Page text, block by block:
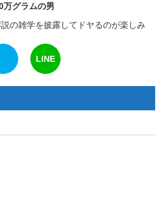
万グラムの男
の雑学を披露してドヤるのが楽しみ
LINE